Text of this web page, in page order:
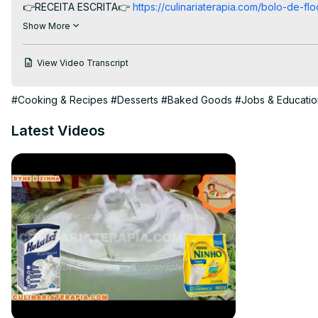
👉RECEITA ESCRITA👉 https://culinariaterapia.com/bolo-de-
👉EBOOKS GRÁTIS AQUI💲
Show More
View Video Transcript
#Cooking & Recipes #Desserts #Baked Goods #Jobs &
Latest Videos